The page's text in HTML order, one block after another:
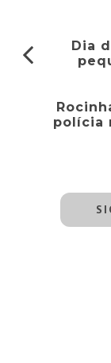
Dia
polícia